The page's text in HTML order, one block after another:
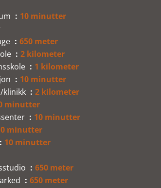
10 minutter
650 meter
2 kilometer
1 kilometer
10 minutter
klinikk
2 kilometer
minutter
10 minutter
minutter
10 minutter
650 meter
650 meter